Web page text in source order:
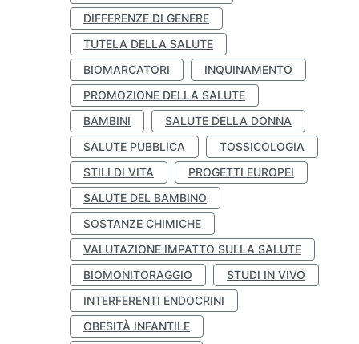
DIFFERENZE DI GENERE
TUTELA DELLA SALUTE
BIOMARCATORI
INQUINAMENTO
PROMOZIONE DELLA SALUTE
BAMBINI
SALUTE DELLA DONNA
SALUTE PUBBLICA
TOSSICOLOGIA
STILI DI VITA
PROGETTI EUROPEI
SALUTE DEL BAMBINO
SOSTANZE CHIMICHE
VALUTAZIONE IMPATTO SULLA SALUTE
BIOMONITORAGGIO
STUDI IN VIVO
INTERFERENTI ENDOCRINI
OBESITÀ INFANTILE